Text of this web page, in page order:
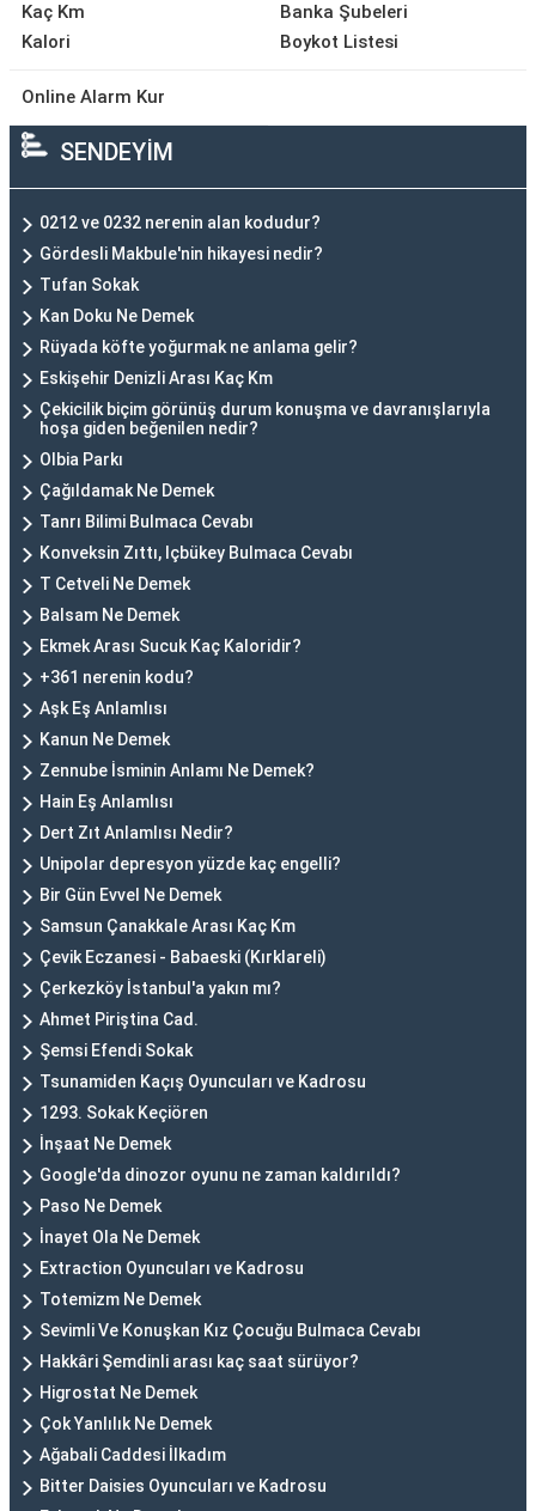
Kaç Km
Kalori
Banka Şubeleri
Boykot Listesi
Online Alarm Kur
SENDEYİM
0212 ve 0232 nerenin alan kodudur?
Gördesli Makbule'nin hikayesi nedir?
Tufan Sokak
Kan Doku Ne Demek
Rüyada köfte yoğurmak ne anlama gelir?
Eskişehir Denizli Arası Kaç Km
Çekicilik biçim görünüş durum konuşma ve davranışlarıyla
hoşa giden beğenilen nedir?
Olbia Parkı
Çağıldamak Ne Demek
Tanrı Bilimi Bulmaca Cevabı
Konveksin Zıttı, Içbükey Bulmaca Cevabı
T Cetveli Ne Demek
Balsam Ne Demek
Ekmek Arası Sucuk Kaç Kaloridir?
+361 nerenin kodu?
Aşk Eş Anlamlısı
Kanun Ne Demek
Zennube İsminin Anlamı Ne Demek?
Hain Eş Anlamlısı
Dert Zıt Anlamlısı Nedir?
Unipolar depresyon yüzde kaç engelli?
Bir Gün Evvel Ne Demek
Samsun Çanakkale Arası Kaç Km
Çevik Eczanesi - Babaeski (Kırklareli)
Çerkezköy İstanbul'a yakın mı?
Ahmet Piriştina Cad.
Şemsi Efendi Sokak
Tsunamiden Kaçış Oyuncuları ve Kadrosu
1293. Sokak Keçiören
İnşaat Ne Demek
Google'da dinozor oyunu ne zaman kaldırıldı?
Paso Ne Demek
İnayet Ola Ne Demek
Extraction Oyuncuları ve Kadrosu
Totemizm Ne Demek
Sevimli Ve Konuşkan Kız Çocuğu Bulmaca Cevabı
Hakkâri Şemdinli arası kaç saat sürüyor?
Higrostat Ne Demek
Çok Yanlılık Ne Demek
Ağabali Caddesi İlkadım
Bitter Daisies Oyuncuları ve Kadrosu